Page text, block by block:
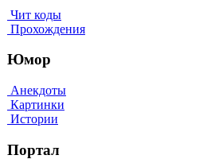
Чит коды
Прохождения
Юмор
Анекдоты
Картинки
Истории
Портал